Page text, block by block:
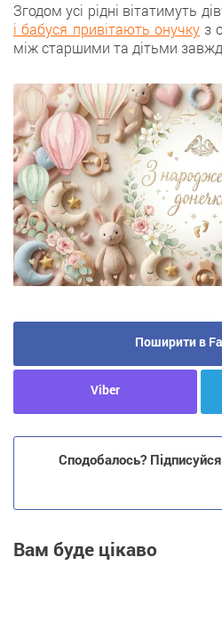
Згодом усі рідні вітатимуть
і бабуся привітають онучкуз
між старшими та дітьми
Поширити в
Viber
Сподобалось?
Вам буде цікаво